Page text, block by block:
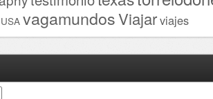
USA vagamundosViajarviajes